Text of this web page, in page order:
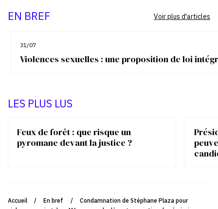
EN BREF
31/07
Violences sexuelles : une proposition de loi
Voir plus d'articles
LES PLUS LUS
Feux de forêt : que risque un
pyromane devant la justice ?
Accueil / En bref /
Condamnation de Stéphane Plaza pour